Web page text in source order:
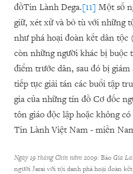
đồTin Lành Dega.[11] Một số
giữ, xét xử và bỏ tù với những
như phá hoại đoàn kết dân
còn những người khác bị buộc
điểm trước dân, sau đó bị
tiếp tục giải tán các buổi tập
gia của những tín đồ Cơ đốc
tôn giáo độc lập hoặc không
Tin Lành Việt Nam - miền
Ngày 19 tháng Chín năm 2009: Báo Gia
người Jarai với tội danh phá hoại đoàn